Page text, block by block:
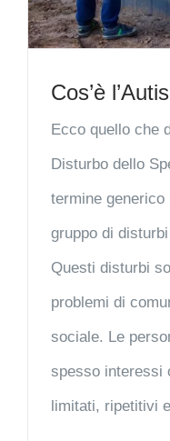
Cos’è
Ecco quello che
Disturbo dello
termine
gruppo di
Questi disturbi
problemi di
sociale. Le
spesso interessi
limitati, ripetitivi